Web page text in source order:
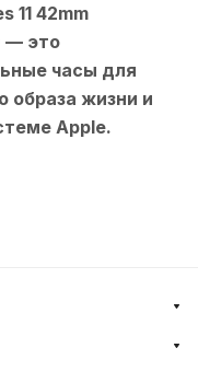
11 42mm
— это
часы для
образа жизни и
Apple.